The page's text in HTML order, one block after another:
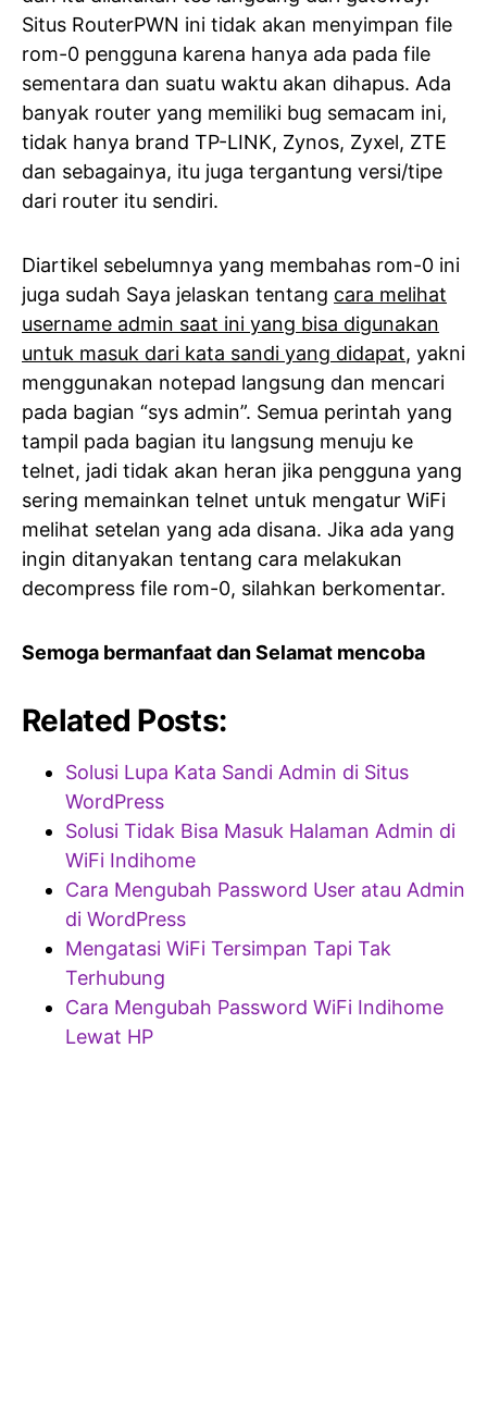
Situs RouterPWN ini tidak akan menyimpan file
rom-0 pengguna karena hanya ada pada file
sementara dan suatu waktu akan dihapus. Ada
banyak router yang memiliki bug semacam ini,
tidak hanya brand TP-LINK, Zynos, Zyxel, ZTE
dan sebagainya, itu juga tergantung versi/tipe
dari router itu sendiri.
Diartikel sebelumnya yang membahas rom-0 ini
juga sudah Saya jelaskan tentang cara melihat
username admin saat ini yang bisa digunakan
untuk masuk dari kata sandi yang didapat, yakni
menggunakan notepad langsung dan mencari
pada bagian “sys admin”. Semua perintah yang
tampil pada bagian itu langsung menuju ke
telnet, jadi tidak akan heran jika pengguna yang
sering memainkan telnet untuk mengatur WiFi
melihat setelan yang ada disana. Jika ada yang
ingin ditanyakan tentang cara melakukan
decompress file rom-0, silahkan berkomentar.
Semoga bermanfaat dan Selamat mencoba
Related Posts:
Solusi Lupa Kata Sandi Admin di Situs
WordPress
Solusi Tidak Bisa Masuk Halaman Admin di
WiFi Indihome
Cara Mengubah Password User atau Admin
di WordPress
Mengatasi WiFi Tersimpan Tapi Tak
Terhubung
Cara Mengubah Password WiFi Indihome
Lewat HP